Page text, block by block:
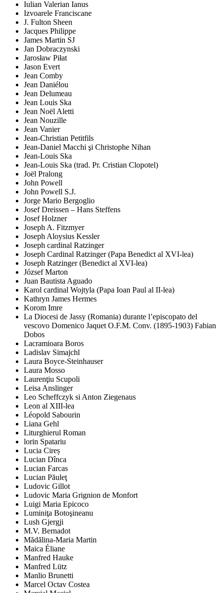
Iulian Valerian Ianus
Izvoarele Franciscane
J. Fulton Sheen
Jacques Philippe
James Martin SJ
Jan Dobraczynski
Jarosław Piłat
Jason Evert
Jean Comby
Jean Daniélou
Jean Delumeau
Jean Louis Ska
Jean Noël Aletti
Jean Nouzille
Jean Vanier
Jean-Christian Petitfils
Jean-Daniel Macchi şi Christophe Nihan
Jean-Louis Ska
Jean-Louis Ska (trad. Pr. Cristian Clopotel)
Joël Pralong
John Powell
John Powell S.J.
Jorge Mario Bergoglio
Josef Dreissen – Hans Steffens
Josef Holzner
Joseph A. Fitzmyer
Joseph Aloysius Kessler
Joseph cardinal Ratzinger
Joseph Cardinal Ratzinger (Papa Benedict al XVI-lea)
Joseph Ratzinger (Benedict al XVI-lea)
József Marton
Juan Bautista Aguado
Karol cardinal Wojtyla (Papa Ioan Paul al II-lea)
Kathryn James Hermes
Korom Imre
La Diocesi de Jassy (Romania) durante l’episcopato del
vescovo Domenico Jaquet O.F.M. Conv. (1895-1903) Fabian
Dobos
Lacramioara Boros
Ladislav Simajchl
Laura Boyce-Steinhauser
Laura Mosso
Laurenţiu Scupoli
Leisa Anslinger
Leo Scheffczyk si Anton Ziegenaus
Leon al XIII-lea
Léopold Sabourin
Liana Gehl
Liturghierul Roman
lorin Spatariu
Lucia Cireș
Lucian Dînca
Lucian Farcas
Lucian Păuleţ
Ludovic Gillot
Ludovic Maria Grignion de Monfort
Luigi Maria Epicoco
Luminiţa Botoşineanu
Lush Gjergji
M.V. Bernadot
Mădălina-Maria Martin
Maica Éliane
Manfred Hauke
Manfred Lütz
Manlio Brunetti
Marcel Octav Costea